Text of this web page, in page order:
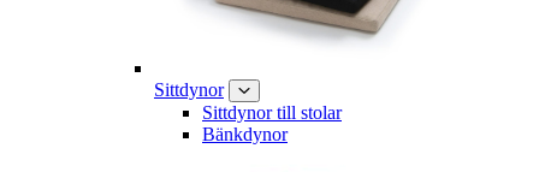
Sittdynor
Sittdynor till stolar
Bänkdynor